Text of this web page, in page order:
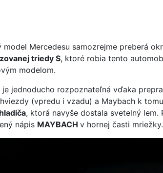
model Mercedesu samozrejme preberá
triedy S, ktoré robia tento
modelom.
je jednoducho rozpoznateľná vďaka
(vpredu i vzadu) a Maybach k
, ktorá navyše dostala svetelný lem.
nápis MAYBACH v hornej časti mriežky.